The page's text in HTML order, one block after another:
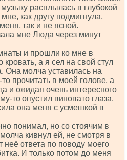
расплылась в глубокой
как другу подмигнула,
так и не ясной.
мне Люда через минут
и прошли ко мне в
а я сел на свой стул
Она молча уставилась на
прочитать в моей голове, а
и ожидая очень интересного
то опустил виновато глаза.
она меня с усмешкой в
понимал, но со стоячим в
кивнул ей, не смотря в
неё ответа по поводу моего
И только потом до меня